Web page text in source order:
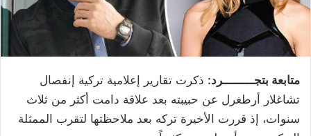
متابعة بتجـــــــــرد: ذكرت تقارير إعلامية تركية إنفصال ​
تشاغلار أرطغرل​ عن حبيبته بعد علاقة دامت أكثر من ثلاث
سنوات، إذ قررت الأخيرة تركه بعد ملاحظتها لتقرب الممثلة